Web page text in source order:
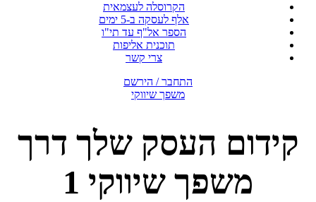
הקרוסלה לעצמאית
אלף לעסקה ב-5 ימים
הספר אל"ף עד תי"ו
תוכנית אליפות
צרי קשר
התחבר / הירשם
משפך שיווקי
קידום העסק שלך דרך
משפך שיווקי 1